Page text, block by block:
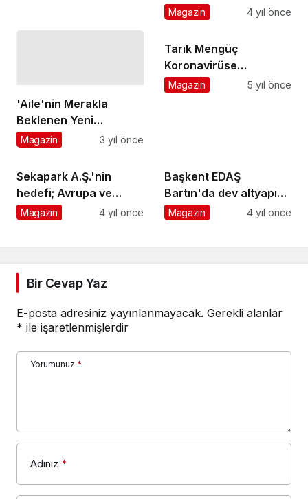
Önemli Ölçüde Su
Magazin 4 yıl önce
'Aile'nin Merakla
Beklenen Yeni
Bölümünden Tanıtım
Magazin 3 yıl önce
Tarık Mengüç
Koronavirüse
yakalandığını açıkladı
Magazin 5 yıl önce
Sekapark A.Ş.'nin
hedefi; Avrupa ve
Ortadoğu pazarı
Magazin 4 yıl önce
Başkent EDAŞ
Bartın'da dev altyapı
yatırımını tamamladı
Magazin 4 yıl önce
Bir Cevap Yaz
E-posta adresiniz yayınlanmayacak. Gerekli alanlar
* ile işaretlenmişlerdir
Yorumunuz *
Adınız *